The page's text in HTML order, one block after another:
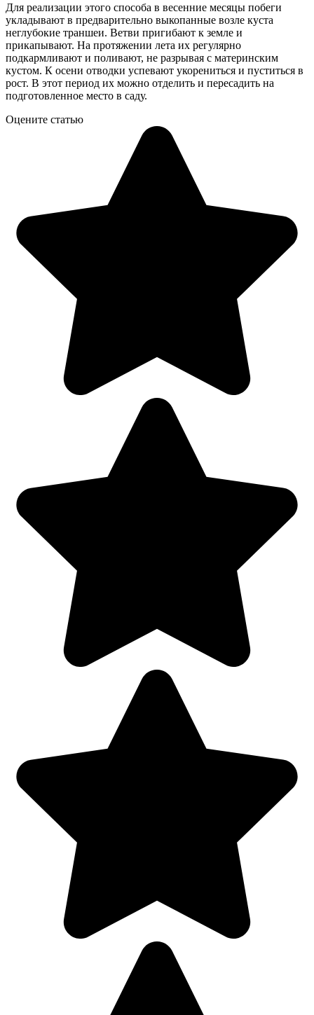
Для реализации этого способа в весенние месяцы побеги
укладывают в предварительно выкопанные возле куста
неглубокие траншеи. Ветви пригибают к земле и
прикапывают. На протяжении лета их регулярно
подкармливают и поливают, не разрывая с материнским
кустом. К осени отводки успевают укорениться и пуститься в
рост. В этот период их можно отделить и пересадить на
подготовленное место в саду.
Оцените статью